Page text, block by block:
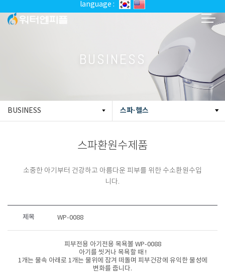
language :
BUSINESS
BUSINESS 스파·헬스
스파환원수제품
소중한 아기부터 건강하고 아름다운 피부를 위한 수소환원수입
니다.
제목 WP-0088
피부전용 아기전용 목욕볼 WP-0088
아기를 씻거나 목욕할 때 !
1개는 물속 아래로 1개는 물위에 잠겨 떠돌며 피부건강에 유익한 물성에
변화를 줍니다.